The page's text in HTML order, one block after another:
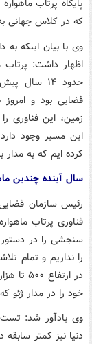
پایگاه پرتاب
که در کلاس جهانی
وی با بیان اینکه
حدود ۱۴
زمین، این فناوری
این مسیر وجود
کرده ایم که به
سال آینده چندین
رئیس سازمان فضایی
فناوری پرتاب
سنجشی را در دستور
را نداریم و تمام
در
خود را در مدار ژئو که ۳۶ هزار کیلومتری از سطح زمین است، قرار دهیم.
وی یادآور شد: تست
دنیا نیز کمتر